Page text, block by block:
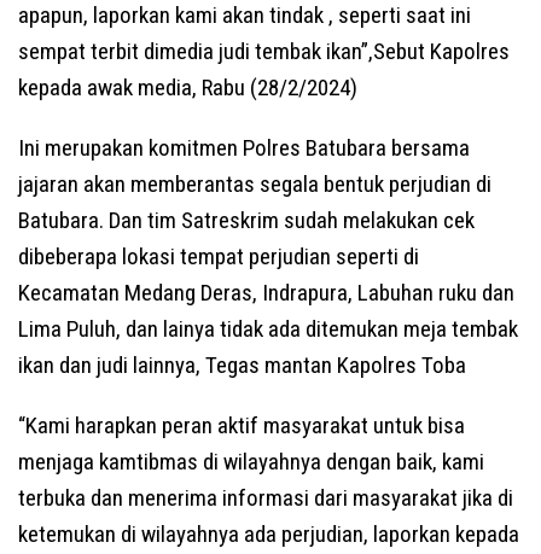
apapun, laporkan kami akan tindak , seperti saat ini
sempat terbit dimedia judi tembak ikan”,Sebut Kapolres
kepada awak media, Rabu (28/2/2024)
Ini merupakan komitmen Polres Batubara bersama
jajaran akan memberantas segala bentuk perjudian di
Batubara. Dan tim Satreskrim sudah melakukan cek
dibeberapa lokasi tempat perjudian seperti di
Kecamatan Medang Deras, Indrapura, Labuhan ruku dan
Lima Puluh, dan lainya tidak ada ditemukan meja tembak
ikan dan judi lainnya, Tegas mantan Kapolres Toba
“Kami harapkan peran aktif masyarakat untuk bisa
menjaga kamtibmas di wilayahnya dengan baik, kami
terbuka dan menerima informasi dari masyarakat jika di
ketemukan di wilayahnya ada perjudian, laporkan kepada